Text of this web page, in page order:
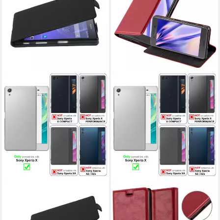
Handyhülle für Sony Xperia X
CADORABO
Handyhülle für Sony Xperia X